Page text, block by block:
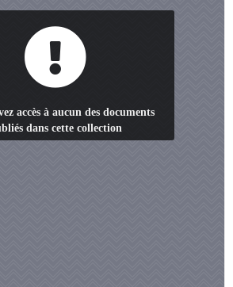
accès à aucun des documents
dans cette collection